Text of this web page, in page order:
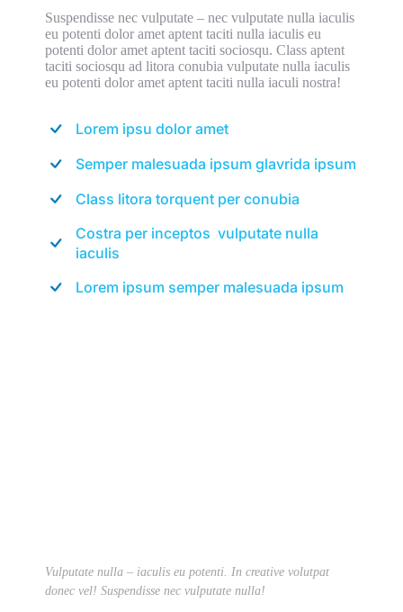
Suspendisse nec vulputate – nec vulputate nulla iaculis
eu potenti dolor amet aptent taciti nulla iaculis eu
potenti dolor amet aptent taciti sociosqu. Class aptent
taciti sociosqu ad litora conubia vulputate nulla iaculis
eu potenti dolor amet aptent taciti nulla iaculi nostra!
Lorem ipsu dolor amet
Semper malesuada ipsum glavrida ipsum
Class litora torquent per conubia
Costra per inceptos vulputate nulla
iaculis
Lorem ipsum semper malesuada ipsum
Vulputate nulla – iaculis eu potenti. In creative volutpat
donec vel! Suspendisse nec vulputate nulla!